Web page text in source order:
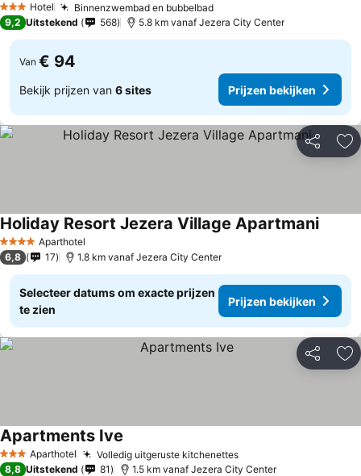
3 SterrenHotel
Binnenzwembad en bubbelbad
9,2 Uitstekend 568 5.8 km vanaf Jezera City Center
Van € 94
Bekijk prijzen van 6 sites Prijzen bekijken
Delen
4 SterrenAparthotel
Holiday Resort Jezera Village Apartmani
6,8 17 1.8 km vanaf Jezera City Center
Selecteer datums om exacte prijzen
te zien
Prijzen bekijken
Delen
3 SterrenAparthotel Volledig uitgeruste kitchenettes
Apartments Ive
8,8 Uitstekend 81 1.5 km vanaf Jezera City Center